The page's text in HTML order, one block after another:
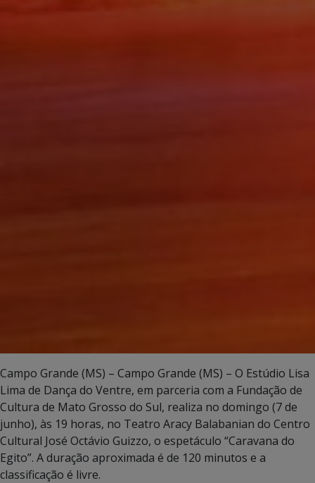
Campo Grande (MS) – Campo Grande (MS) – O Estúdio Lisa
Lima de Dança do Ventre, em parceria com a Fundação de
Cultura de Mato Grosso do Sul, realiza no domingo (7 de
junho), às 19 horas, no Teatro Aracy Balabanian do Centro
Cultural José Octávio Guizzo, o espetáculo “Caravana do
Egito”. A duração aproximada é de 120 minutos e a
classificação é livre.